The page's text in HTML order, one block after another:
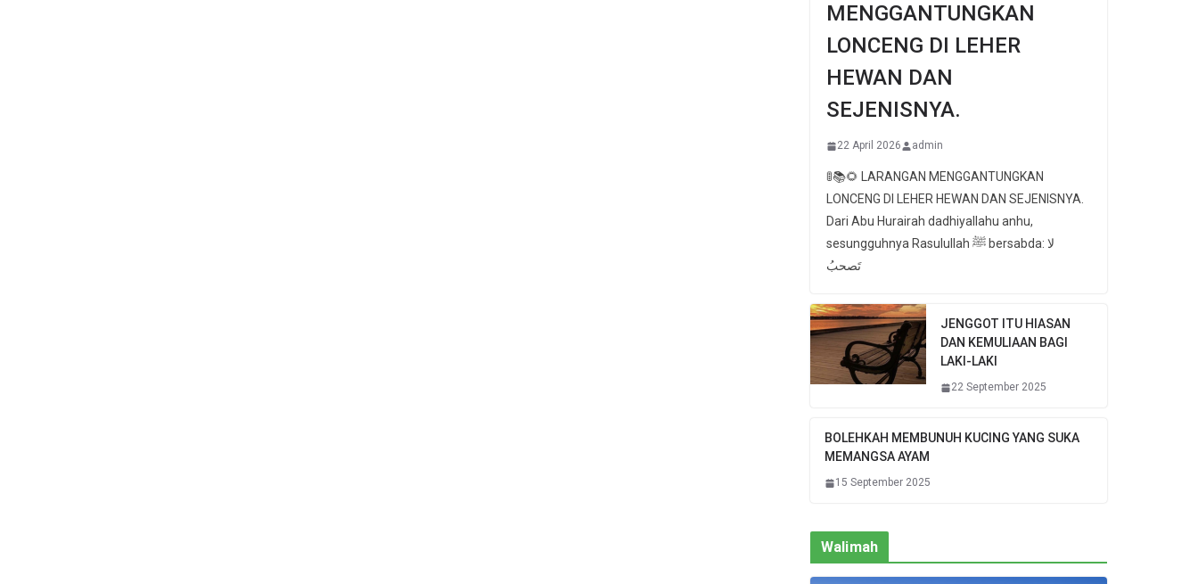
MENGGANTUNGKAN
LONCENG DI LEHER
HEWAN DAN
SEJENISNYA.
22 April 2026 admin
🚦📚🌻 LARANGAN MENGGANTUNGKAN
LONCENG DI LEHER HEWAN DAN SEJENISNYA.
Dari Abu Hurairah dadhiyallahu anhu,
sesungguhnya Rasulullah ﷺ bersabda: لا
تَصحبُ
JENGGOT ITU HIASAN
DAN KEMULIAAN BAGI
LAKI-LAKI
22 September 2025
BOLEHKAH MEMBUNUH KUCING YANG SUKA
MEMANGSA AYAM
15 September 2025
Walimah